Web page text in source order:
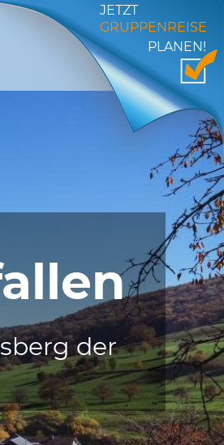
JETZT
GRUPPENREISE
PLANEN!
der